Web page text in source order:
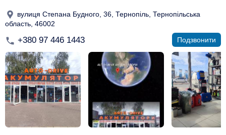
вулиця Степана Будного, 36, Тернопіль, Тернопільська
область, 46002
+380 97 446 1443 Подзвонити